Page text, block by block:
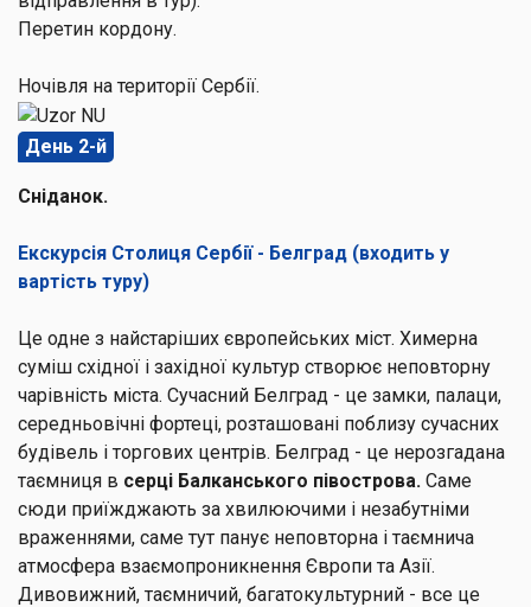
Перетин кордону.
Ночівля на території Сербії.
День 2-й
Сніданок.
Екскурсія Столиця Сербії - Белград (входить у
вартість туру)
Це одне з найстаріших європейських міст. Химерна
суміш східної і західної культур створює неповторну
чарівність міста. Сучасний Белград - це замки, палаци,
середньовічні фортеці, розташовані поблизу сучасних
будівель і торгових центрів. Белград - це нерозгадана
таємниця в серці Балканського півострова. Саме
сюди приїжджають за хвилюючими і незабутніми
враженнями, саме тут панує неповторна і таємнича
атмосфера взаємопроникнення Європи та Азії.
Дивовижний, таємничий, багатокультурний - все це